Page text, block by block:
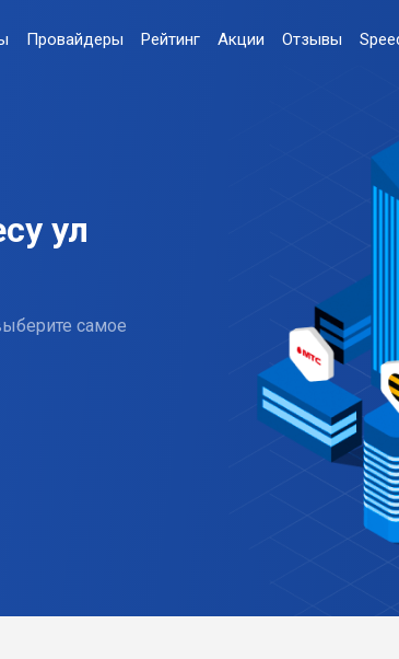
Провайдеры Рейтинг Акции Отзывы
ул
самое